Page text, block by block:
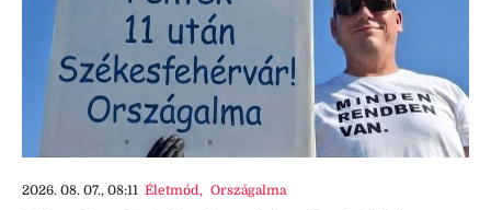
2026. 08. 07., 08:11 Életmód, Országalma